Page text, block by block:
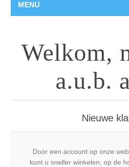
MENU
Welkom,
a.u.b.
Nieuwe
Door een account op onze
kunt u sneller winkelen, op de